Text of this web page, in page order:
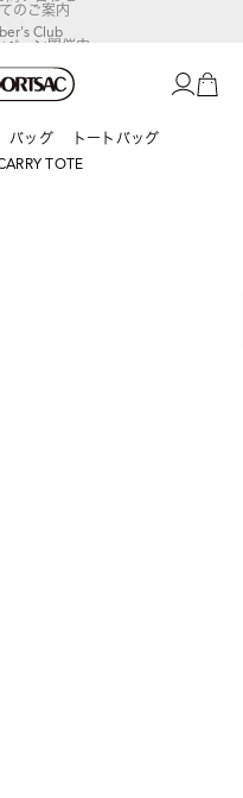
Club
ペーン開催中
バッグ
トートバッグ
TOTE